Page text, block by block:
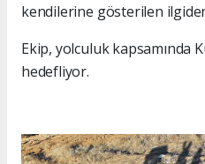
kendilerine gösterilen
Ekip, yolculuk kapsamında
hedefliyor.